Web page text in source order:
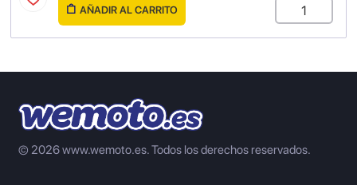
AÑADIR AL CARRITO
© 2026 www.wemoto.es.Todos los derechos reservados.